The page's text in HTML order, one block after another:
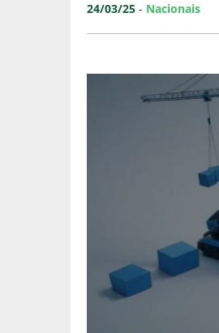
24/03/25 - Nacionais